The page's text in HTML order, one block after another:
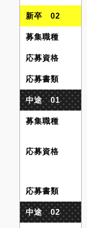
新卒 02
募集職種
応募資格
応募書類
中途 01
募集職種
応募資格
応募書類
中途 02